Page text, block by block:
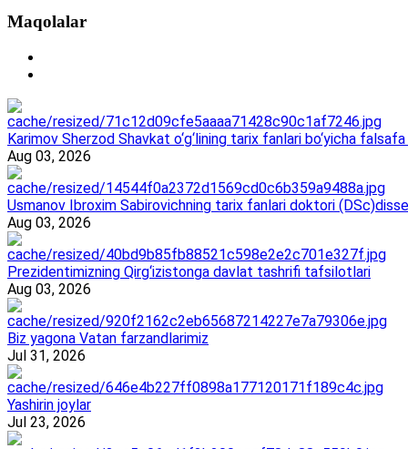
Maqolalar
Karimov Sherzod Shavkat o‘g‘lining tarix fanlari bo‘yicha
Aug 03, 2026
Usmanov Ibroxim Sabirovichning tarix fanlari doktori
Aug 03, 2026
Prezidentimizning Qirg‘izistonga davlat tashrifi tafsilotlari
Aug 03, 2026
Biz yagona Vatan farzandlarimiz
Jul 31, 2026
Yashirin joylar
Jul 23, 2026